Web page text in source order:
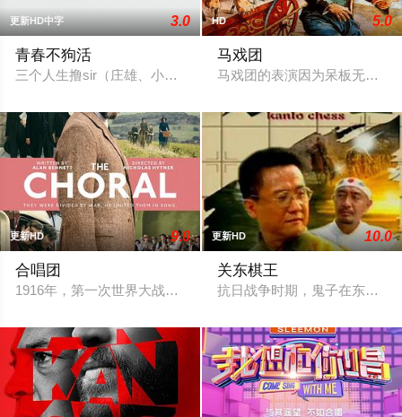
更新HD中字 3.0
青春不狗活
三个人生撸sir（庄雄、小白、小新），挣扎在都市生活贫困线
HD 5.0
马戏团
马戏团的表演因为呆板无趣而
更新HD 9.0
合唱团
1916年，第一次世界大战在西线激烈进行，约克郡拉姆斯登的
更新HD 10.0
关东棋王
抗日战争时期，鬼子在东北一